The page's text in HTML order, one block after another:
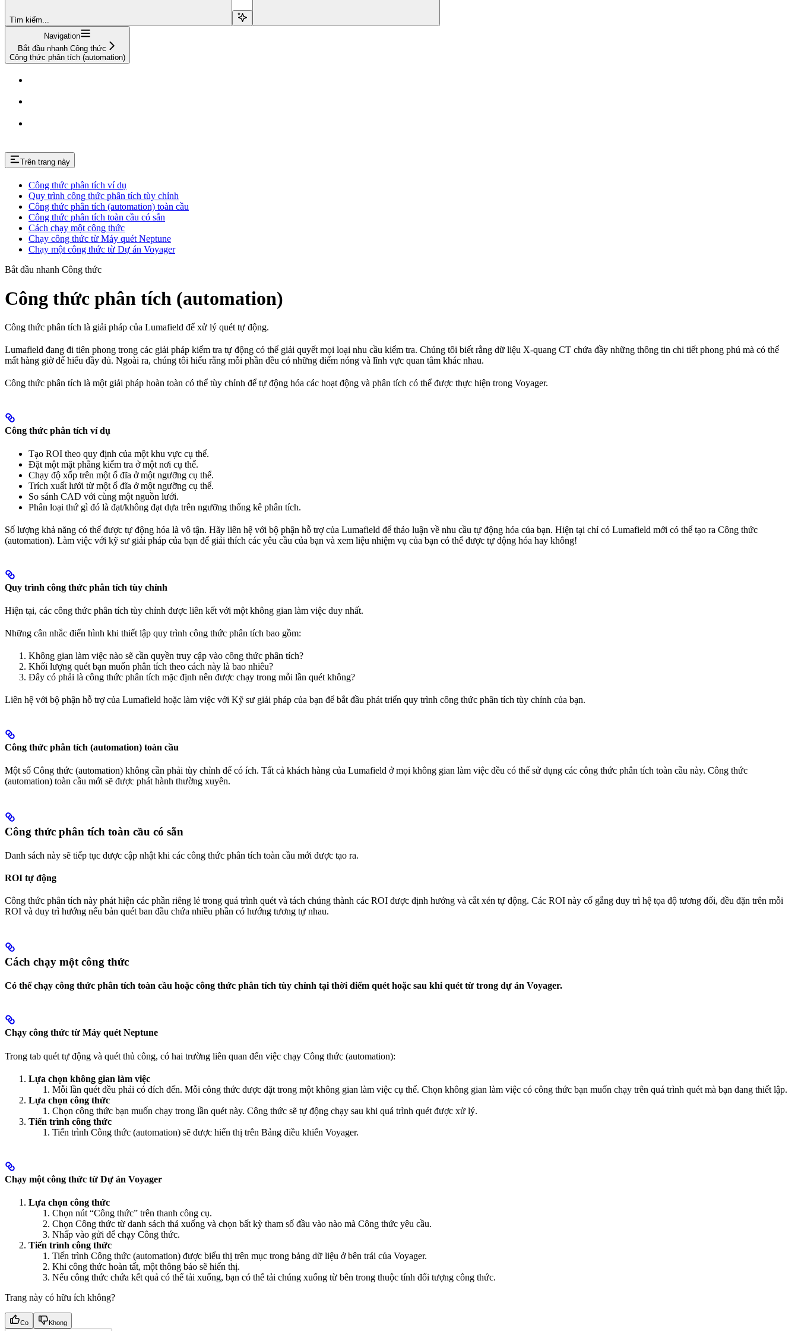
Tìm kiếm...
Navigation
Bắt đầu nhanh Công thức
Công thức phân tích (automation)
Trên trang này
Công thức phân tích ví dụ
Quy trình công thức phân tích tùy chỉnh
Công thức phân tích (automation) toàn cầu
Công thức phân tích toàn cầu có sẵn
Cách chạy một công thức
Chạy công thức từ Máy quét Neptune
Chạy một công thức từ Dự án Voyager
Bắt đầu nhanh Công thức
Công thức phân tích (automation)
Công thức phân tích là giải pháp của Lumafield để xử lý quét tự động.
Lumafield đang đi tiên phong trong các giải pháp kiểm tra tự động có thể giải quyết mọi loại nhu cầu kiểm tra. Chúng tôi biết rằng dữ liệu X-quang CT chứa đầy những thông tin chi tiết phong phú mà có thể
mất hàng giờ để hiểu đầy đủ. Ngoài ra, chúng tôi hiểu rằng mỗi phần đều có những điểm nóng và lĩnh vực quan tâm khác nhau.
Công thức phân tích là một giải pháp hoàn toàn có thể tùy chỉnh để tự động hóa các hoạt động và phân tích có thể được thực hiện trong Voyager.
Công thức phân tích ví dụ
Tạo ROI theo quy định của một khu vực cụ thể.
Đặt một mặt phẳng kiểm tra ở một nơi cụ thể.
Chạy độ xốp trên một ổ đĩa ở một ngưỡng cụ thể.
Trích xuất lưới từ một ổ đĩa ở một ngưỡng cụ thể.
So sánh CAD với cùng một nguồn lưới.
Phân loại thứ gì đó là đạt/không đạt dựa trên ngưỡng thống kê phân tích.
Số lượng khả năng có thể được tự động hóa là vô tận. Hãy liên hệ với bộ phận hỗ trợ của Lumafield để thảo luận về nhu cầu tự động hóa của bạn. Hiện tại chỉ có Lumafield mới có thể tạo ra Công thức
(automation). Làm việc với kỹ sư giải pháp của bạn để giải thích các yêu cầu của bạn và xem liệu nhiệm vụ của bạn có thể được tự động hóa hay không!
Quy trình công thức phân tích tùy chỉnh
Hiện tại, các công thức phân tích tùy chỉnh được liên kết với một không gian làm việc duy nhất.
Những cân nhắc điển hình khi thiết lập quy trình công thức phân tích bao gồm:
Không gian làm việc nào sẽ cần quyền truy cập vào công thức phân tích?
Khối lượng quét bạn muốn phân tích theo cách này là bao nhiêu?
Đây có phải là công thức phân tích mặc định nên được chạy trong mỗi lần quét không?
Liên hệ với bộ phận hỗ trợ của Lumafield hoặc làm việc với Kỹ sư giải pháp của bạn để bắt đầu phát triển quy trình công thức phân tích tùy chỉnh của bạn.
Công thức phân tích (automation) toàn cầu
Một số Công thức (automation) không cần phải tùy chỉnh để có ích. Tất cả khách hàng của Lumafield ở mọi không gian làm việc đều có thể sử dụng các công thức phân tích toàn cầu này. Công thức
(automation) toàn cầu mới sẽ được phát hành thường xuyên.
Công thức phân tích toàn cầu có sẵn
Danh sách này sẽ tiếp tục được cập nhật khi các công thức phân tích toàn cầu mới được tạo ra.
ROI tự động
Công thức phân tích này phát hiện các phần riêng lẻ trong quá trình quét và tách chúng thành các ROI được định hướng và cắt xén tự động. Các ROI này cố gắng duy trì hệ tọa độ tương đối, đều đặn trên mỗi
ROI và duy trì hướng nếu bản quét ban đầu chứa nhiều phần có hướng tương tự nhau.
Cách chạy một công thức
Có thể chạy công thức phân tích toàn cầu hoặc công thức phân tích tùy chỉnh tại thời điểm quét hoặc sau khi quét từ trong dự án Voyager.
Chạy công thức từ Máy quét Neptune
Trong tab quét tự động và quét thủ công, có hai trường liên quan đến việc chạy Công thức (automation):
Lựa chọn không gian làm việc
Mỗi lần quét đều phải có đích đến. Mỗi công thức được đặt trong một không gian làm việc cụ thể. Chọn không gian làm việc có công thức bạn muốn chạy trên quá trình quét mà bạn đang thiết lập.
Lựa chọn công thức
Chọn công thức bạn muốn chạy trong lần quét này. Công thức sẽ tự động chạy sau khi quá trình quét được xử lý.
Tiến trình công thức
Tiến trình Công thức (automation) sẽ được hiển thị trên Bảng điều khiển Voyager.
Chạy một công thức từ Dự án Voyager
Lựa chọn công thức
Chọn nút “Công thức” trên thanh công cụ.
Chọn Công thức từ danh sách thả xuống và chọn bất kỳ tham số đầu vào nào mà Công thức yêu cầu.
Nhấp vào gửi để chạy Công thức.
Tiến trình công thức
Tiến trình Công thức (automation) được biểu thị trên mục trong bảng dữ liệu ở bên trái của Voyager.
Khi công thức hoàn tất, một thông báo sẽ hiển thị.
Nếu công thức chứa kết quả có thể tải xuống, bạn có thể tải chúng xuống từ bên trong thuộc tính đối tượng công thức.
Trang này có hữu ích không?
Co Khong